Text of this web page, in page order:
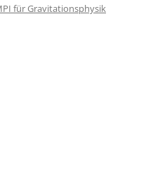
für Gravitationsphysik